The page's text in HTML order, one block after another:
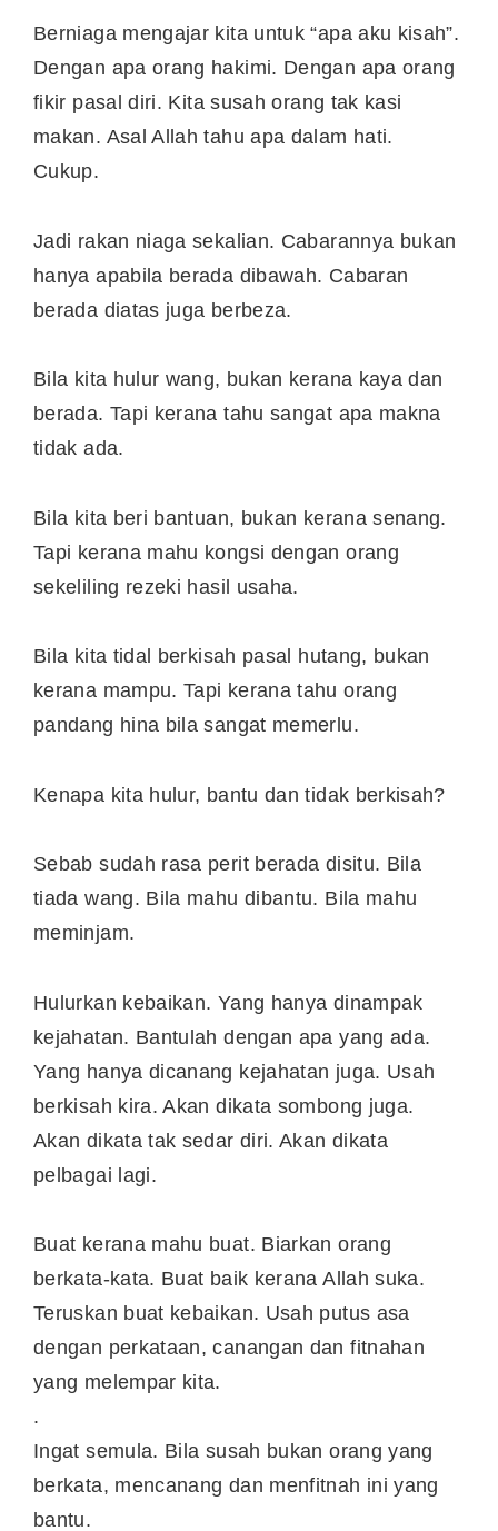
Berniaga mengajar kita untuk “apa aku kisah”.
Dengan apa orang hakimi. Dengan apa orang
fikir pasal diri. Kita susah orang tak kasi
makan. Asal Allah tahu apa dalam hati.
Cukup.
Jadi rakan niaga sekalian. Cabarannya bukan
hanya apabila berada dibawah. Cabaran
berada diatas juga berbeza.
Bila kita hulur wang, bukan kerana kaya dan
berada. Tapi kerana tahu sangat apa makna
tidak ada.
Bila kita beri bantuan, bukan kerana senang.
Tapi kerana mahu kongsi dengan orang
sekeliling rezeki hasil usaha.
Bila kita tidal berkisah pasal hutang, bukan
kerana mampu. Tapi kerana tahu orang
pandang hina bila sangat memerlu.
Kenapa kita hulur, bantu dan tidak berkisah?
Sebab sudah rasa perit berada disitu. Bila
tiada wang. Bila mahu dibantu. Bila mahu
meminjam.
Hulurkan kebaikan. Yang hanya dinampak
kejahatan. Bantulah dengan apa yang ada.
Yang hanya dicanang kejahatan juga. Usah
berkisah kira. Akan dikata sombong juga.
Akan dikata tak sedar diri. Akan dikata
pelbagai lagi.
Buat kerana mahu buat. Biarkan orang
berkata-kata. Buat baik kerana Allah suka.
Teruskan buat kebaikan. Usah putus asa
dengan perkataan, canangan dan fitnahan
yang melempar kita.
.
Ingat semula. Bila susah bukan orang yang
berkata, mencanang dan menfitnah ini yang
bantu.